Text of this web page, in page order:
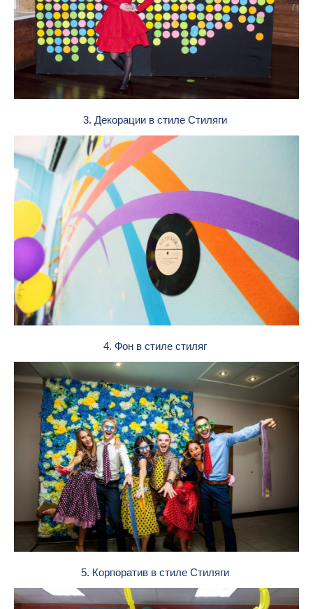
3. Декорации в стиле Стиляги
4. Фон в стиле стиляг
5. Корпоратив в стиле Стиляги